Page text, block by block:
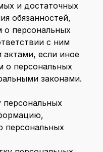
и достаточных
обязанностей,
о персональных
с ним
если иное
о персональных
законами.
персональных
персональных